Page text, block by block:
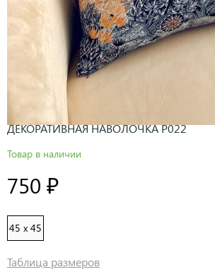
ДЕКОРАТИВНАЯ НАВОЛОЧКА P022
Товар в наличии
750 ₽
45 x 45
Таблица размеров